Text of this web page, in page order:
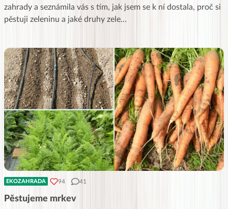
zahrady a seznámila vás s tím, jak jsem se k ní dostala, proč si
pěstuji zeleninu a jaké druhy zele...
EKOZAHRADA 94 41
Pěstujeme mrkev